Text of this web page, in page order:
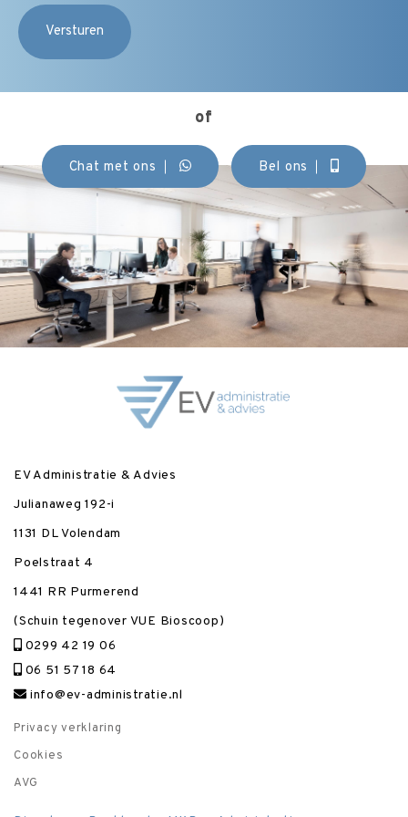
of
Chat met ons Bel ons
EV Administratie & Advies
Julianaweg 192-i
1131 DL Volendam
Poelstraat 4
1441 RR Purmerend
(Schuin tegenover VUE Bioscoop)
0299 42 19 06
06 51 57 18 64
info@ev-administratie.nl
Privacy verklaring
Cookies
AVG